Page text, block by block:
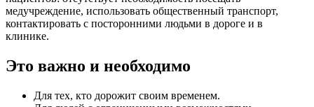
медучреждение, использовать общественный транспорт,
контактировать с посторонними людьми в дороге и в
клинике.
Это важно и необходимо
Для тех, кто дорожит своим временем.